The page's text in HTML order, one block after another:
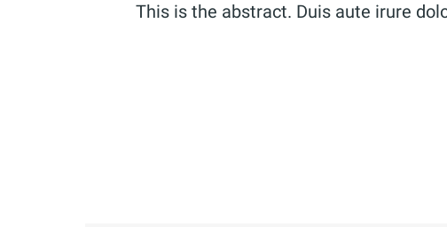
This is the abstract. Duis aute irure